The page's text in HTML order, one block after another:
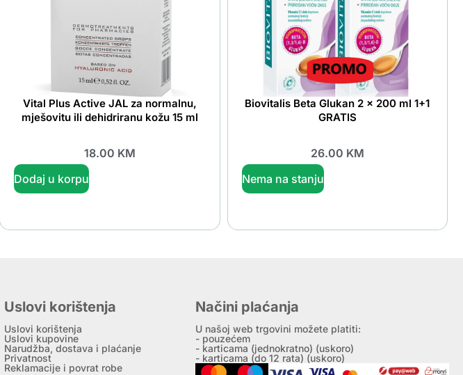
Vital Plus Active JAL za normalnu,
mješovitu ili dehidriranu kožu 15 ml
18.00 KM
Dodaj u korpu
Biovitalis Beta Glukan 2 x 200 ml 1+1
GRATIS
26.00 KM
Nema na stanju
Uslovi korištenja
Uslovi korištenja
Uslovi kupovine
Narudžba, dostava i plaćanje
Privatnost
Reklamacije i povrat robe
Načini plaćanja
U našoj web trgovini možete platiti:
- pouzećem
- karticama (jednokratno) (uskoro)
- karticama (do 12 rata) (uskoro)